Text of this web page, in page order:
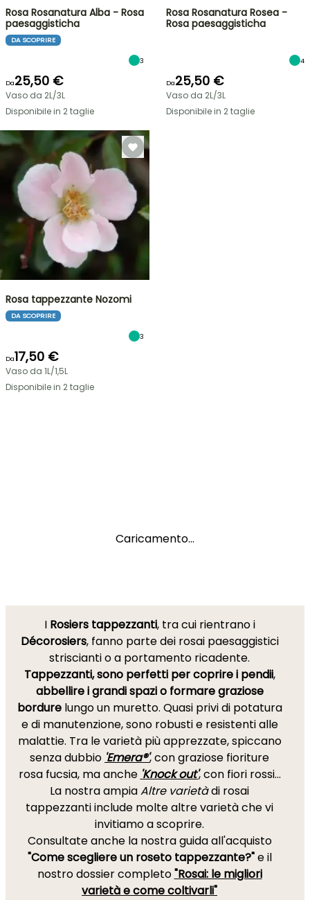
Rosa Rosanatura Alba - Rosa
paesaggisticha
DA SCOPRIRE
3
Da25,50 €
Vaso da 2L/3L
Disponibile in 2 taglie
Rosa Rosanatura Rosea -
Rosa paesaggisticha
4
Da25,50 €
Vaso da 2L/3L
Disponibile in 2 taglie
Rosa tappezzante Nozomi
DA SCOPRIRE
3
Da17,50 €
Vaso da 1L/1,5L
Disponibile in 2 taglie
Caricamento...
I Rosiers tappezzanti, tra cui rientrano i
Décorosiers, fanno parte dei rosai paesaggistici
striscianti o a portamento ricadente.
Tappezzanti, sono perfetti per coprire i pendii,
abbellire i grandi spazi o formare graziose
bordurelungo un muretto. Quasi privi di potatura
e di manutenzione, sono robusti e resistenti alle
malattie. Tra le varietà più apprezzate, spiccano
senza dubbio 'Emera®', con graziose fioriture
rosa fucsia, ma anche 'Knock out', con fiori rossi...
La nostra ampiaAltre varietàdi rosai
tappezzanti include molte altre varietà che vi
invitiamo a scoprire.
Consultate anche la nostra guida all'acquisto
"Come scegliere un roseto tappezzante?"e il
nostro dossier completo"Rosai: le migliori
varietà e come coltivarli"